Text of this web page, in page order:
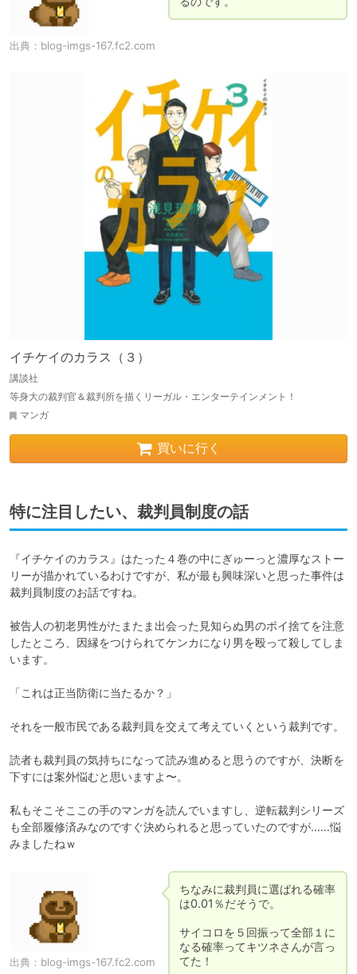
出典： blog-imgs-167.fc2.com
イチケイのカラス（３）
講談社
等身大の裁判官＆裁判所を描くリーガル・エンターテインメント！
マンガ
買いに行く
特に注目したい、裁判員制度の話
『イチケイのカラス』はたった４巻の中にぎゅーっと濃厚なストー
リーが描かれているわけですが、私が最も興味深いと思った事件は
裁判員制度のお話ですね。
被告人の初老男性がたまたま出会った見知らぬ男のポイ捨てを注意
したところ、因縁をつけられてケンカになり男を殴って殺してしま
います。
「これは正当防衛に当たるか？」
それを一般市民である裁判員を交えて考えていくという裁判です。
読者も裁判員の気持ちになって読み進めると思うのですが、決断を
下すには案外悩むと思いますよ〜。
私もそこそここの手のマンガを読んでいますし、逆転裁判シリーズ
も全部履修済みなのですぐ決められると思っていたのですが……悩
みましたねｗ
出典： blog-imgs-167.fc2.com
ちなみに裁判員に選ばれる確率
は0.01％だそうで。
サイコロを５回振って全部１に
なる確率ってキツネさんが言っ
てた！